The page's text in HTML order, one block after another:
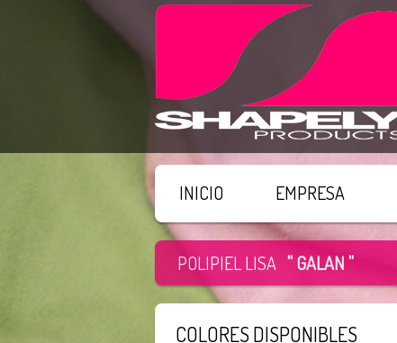
INICIO EMPRESA
POLIPIEL LISA " GALAN "
COLORES DISPONIBLES